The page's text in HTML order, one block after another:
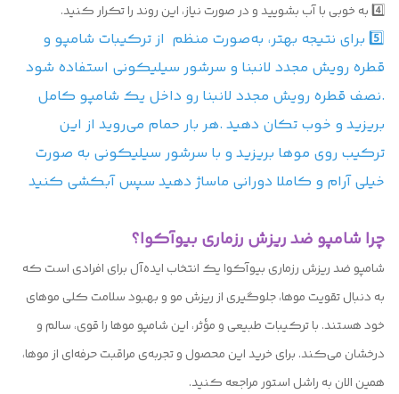
4️⃣ به خوبی با آب بشویید و در صورت نیاز، این روند را تکرار کنید.
5️⃣ برای نتیجه بهتر، به‌صورت منظم از ترکیبات شامپو و
قطره رویش مجدد لانبنا و سرشور سیلیکونی استفاده شود
.نصف قطره رویش مجدد لانبنا رو داخل یک شامپو کامل
بریزید و خوب تکان دهید .هر بار حمام می‌روید از این
ترکیب روی موها بریزید و با سرشور سیلیکونی به صورت
خیلی آرام و کاملا دورانی ماساژ دهید سپس آبکشی کنید
چرا شامپو ضد ریزش رزماری بیوآکوا؟
شامپو ضد ریزش رزماری بیوآکوا یک انتخاب ایده‌آل برای افرادی است که
به دنبال تقویت موها، جلوگیری از ریزش مو و بهبود سلامت کلی موهای
خود هستند. با ترکیبات طبیعی و مؤثر، این شامپو موها را قوی، سالم و
درخشان می‌کند. برای خرید این محصول و تجربه‌ی مراقبت حرفه‌ای از موها،
همین الان به راشل استور مراجعه کنید.